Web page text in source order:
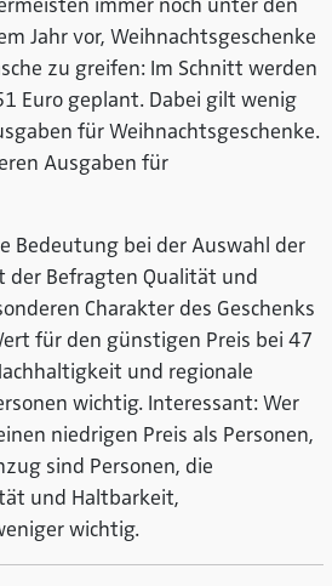
Jahr vor, Weihnachtsgeschenke
zu greifen: Im Schnitt werden
Euro geplant. Dabei gilt wenig
für Weihnachtsgeschenke.
Ausgaben für
Bedeutung bei der Auswahl der
der Befragten Qualität und
Charakter des Geschenks
für den günstigen Preis bei 47
und regionale
wichtig. Interessant: Wer
niedrigen Preis als Personen,
sind Personen, die
und Haltbarkeit,
wichtig.